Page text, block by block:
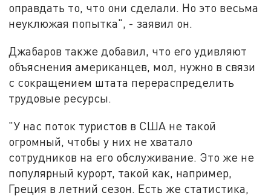
оправдать то, что они сделали. Но это весьма
неуклюжая попытка", - заявил он.
Джабаров также добавил, что его удивляют
объяснения американцев, мол, нужно в связи
с сокращением штата перераспределить
трудовые ресурсы.
"У нас поток туристов в США не такой
огромный, чтобы у них не хватало
сотрудников на его обслуживание. Это же не
популярный курорт, такой как, например,
Греция в летний сезон. Есть же статистика,